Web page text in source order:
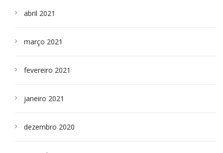
abril 2021
março 2021
fevereiro 2021
janeiro 2021
dezembro 2020